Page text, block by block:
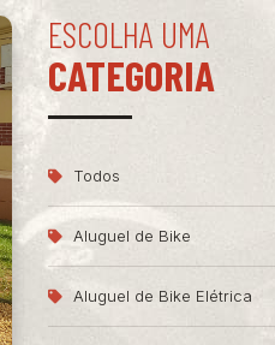
ESCOLHA UMA
CATEGORIA
Todos
Aluguel de Bike
Aluguel de Bike Elétrica